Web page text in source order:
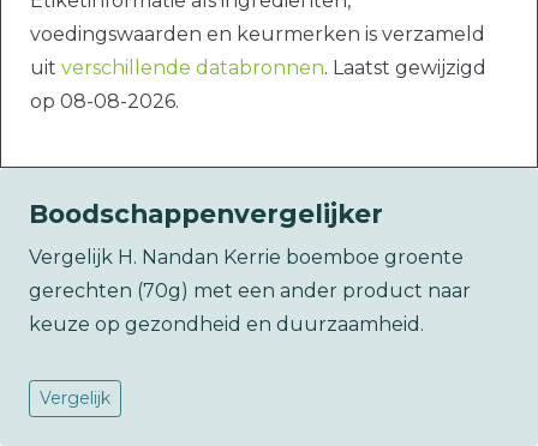
voedingswaarden en keurmerken is verzameld
uit verschillende databronnen. Laatst gewijzigd
op 08-08-2026.
Boodschappenvergelijker
Vergelijk H. Nandan Kerrie boemboe groente
gerechten (70g) met een ander product naar
keuze op gezondheid en duurzaamheid.
Vergelijk